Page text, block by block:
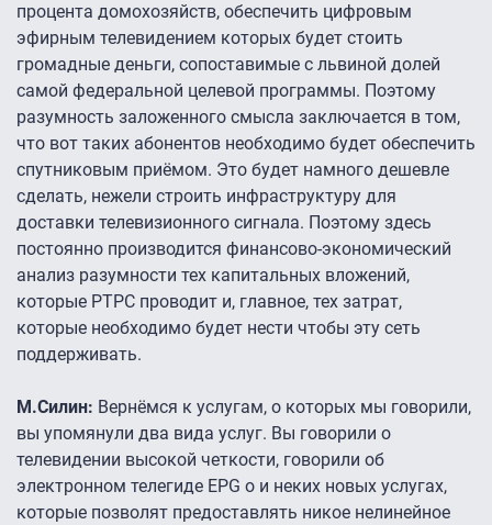
процента домохозяйств, обеспечить цифровым
эфирным телевидением которых будет стоить
громадные деньги, сопоставимые с львиной долей
самой федеральной целевой программы. Поэтому
разумность заложенного смысла заключается в том,
что вот таких абонентов необходимо будет обеспечить
спутниковым приёмом. Это будет намного дешевле
сделать, нежели строить инфраструктуру для
доставки телевизионного сигнала. Поэтому здесь
постоянно производится финансово-экономический
анализ разумности тех капитальных вложений,
которые РТРС проводит и, главное, тех затрат,
которые необходимо будет нести чтобы эту сеть
поддерживать.
М.Силин: Вернёмся к услугам, о которых мы говорили,
вы упомянули два вида услуг. Вы говорили о
телевидении высокой четкости, говорили об
электронном телегиде EPG о и неких новых услугах,
которые позволят предоставлять никое нелинейное